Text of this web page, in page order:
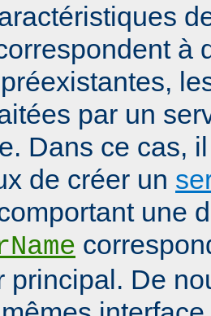
à
par un
Dans ce cas,
de créer un
une
principal. De